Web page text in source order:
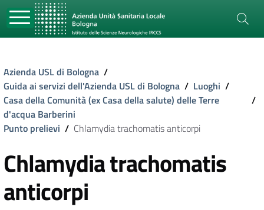
Azienda USL di Bologna /
Guida ai servizi dell'Azienda USL di Bologna / Luoghi /
Casa della Comunità (ex Casa della salute) delle Terre
d'acqua Barberini
/
Punto prelievi / Chlamydia trachomatis anticorpi
Chlamydia trachomatis
anticorpi